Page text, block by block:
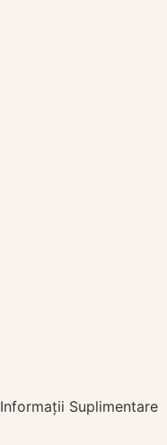
Informații Suplimentare